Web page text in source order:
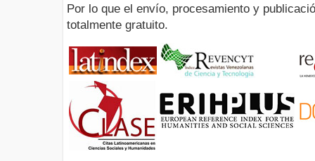
Por lo que el envío, procesamiento y
totalmente gratuito.